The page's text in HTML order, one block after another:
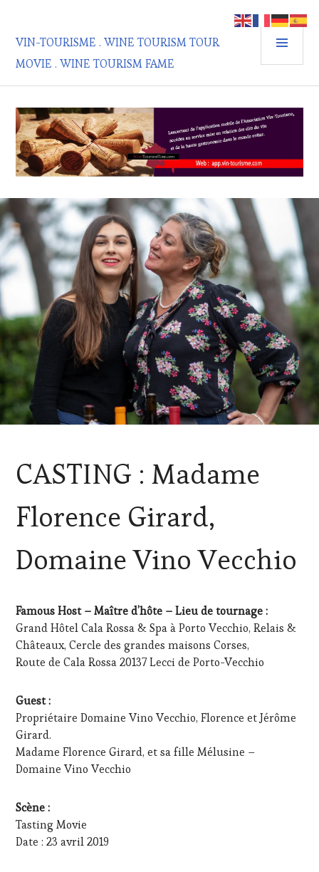
contenu
principal
VIN-TOURISME . WINE TOURISM TOUR
MOVIE . WINE TOURISM FAME
CORSICA,
GUEST,
SPOT
BY
MOVIE
VIGNOBLES,
VOUCHER,
WINE
TOURISM
FAME
WINE
TOUR,
WINE
TOURISM
TOUR
MOVIE,
WINETASTINGVOUCHER.COM
CASTING : Madame
Florence Girard,
Domaine Vino Vecchio
Famous Host – Maître d’hôte – Lieu de tournage :
Grand Hôtel Cala Rossa & Spa à Porto Vecchio, Relais &
Châteaux, Cercle des grandes maisons Corses,
Route de Cala Rossa 20137 Lecci de Porto-Vecchio
Guest :
Propriétaire Domaine Vino Vecchio, Florence et Jérôme
Girard.
Madame Florence Girard, et sa fille Mélusine –
Domaine Vino Vecchio
Scène :
Tasting Movie
Date : 23 avril 2019